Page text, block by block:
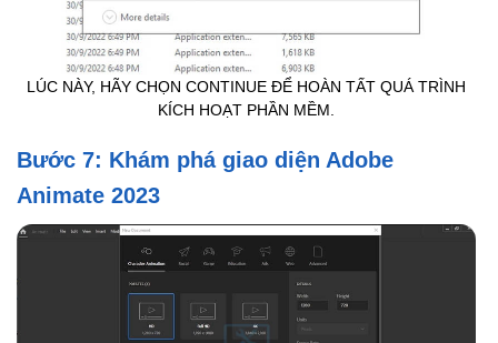
LÚC NÀY, HÃY CHỌN CONTINUE ĐỂ HOÀN TẤT QUÁ TRÌNH
KÍCH HOẠT PHẦN MỀM.
Bước 7: Khám phá giao diện Adobe
Animate 2023